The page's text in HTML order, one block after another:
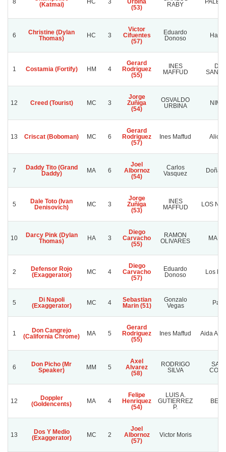
8
(Katmai)
HC 3
Urbina
(53)
RABY
6
Christine (Dylan
Thomas)
HC 3
Victor
Cifuentes
(57)
Eduardo
Donoso
1 Costamia (Fortify) HM 4
Gerard
Rodriguez
(55)
INES
MAFFUD
12 Creed (Tourist) MC 3
Jorge
Zuñiga
(54)
OSVALDO
URBINA
13 Criscat (Boboman) MC 6
Gerard
Rodriguez
(57)
Ines Maffud
7
Daddy Tito (Grand
Daddy)
MA 6
Joel
Albornoz
(54)
Carlos
Vasquez
Doña
5
Dale Toto (Ivan
Denisovich)
MC 3
Jorge
Zuñiga
(53)
INES
MAFFUD
LOS
10
Darcy Pink (Dylan
Thomas)
HA 3
Diego
Carvacho
(55)
RAMON
OLIVARES
2
Defensor Rojo
(Exaggerator)
MC 4
Diego
Carvacho
(57)
Eduardo
Donoso
Los
5
Di Napoli
(Exaggerator)
MC 4
Sebastian
Marin (51)
Gonzalo
Vegas
1
Don Cangrejo
(California Chrome)
MA 5
Gerard
Rodriguez
(55)
Ines Maffud Aida
6
Don Picho (Mr
Speaker)
MM 5
Axel
Alvarez
(58)
RODRIGO
SILVA
12
Doppler
(Goldencents)
MA 4
Felipe
Henriquez
(54)
LUIS A.
GUTIERREZ
P.
13
Dos Y Medio
(Exaggerator)
MC 2
Joel
Albornoz
(57)
Victor Moris